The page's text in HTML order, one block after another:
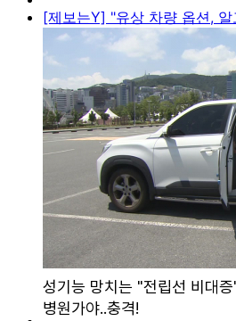
[제보는Y] "유상 차량 옵션,